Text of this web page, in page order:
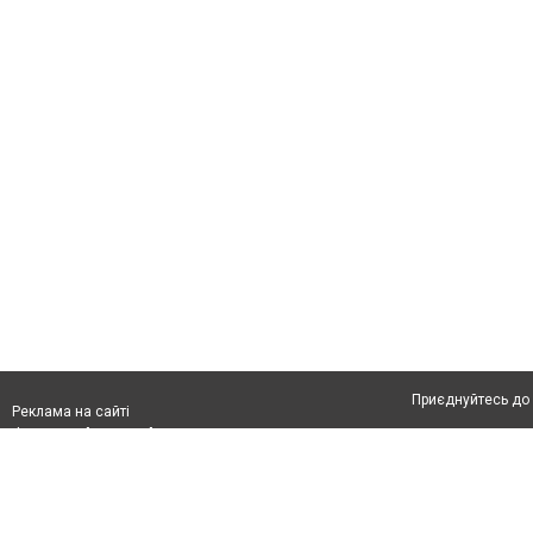
Реклама на сайті
Приєднуйтесь до